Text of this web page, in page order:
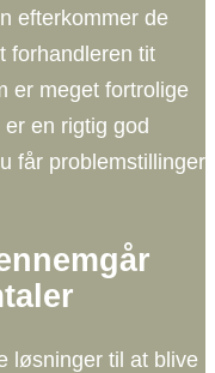
efterkommer de
forhandleren tit
er meget fortrolige
en rigtig god
får problemstillinger
løsninger til at blive